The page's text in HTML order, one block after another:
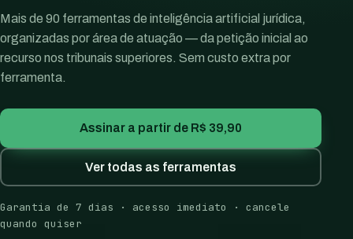
Mais de 90 ferramentas de inteligência artificial jurídica,
organizadas por área de atuação — da petição inicial ao
recurso nos tribunais superiores. Sem custo extra por
ferramenta.
Assinar a partir de R$ 39,90
Ver todas as ferramentas
Garantia de 7 dias · acesso imediato · cancele
quando quiser